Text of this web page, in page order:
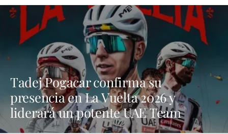
Tadej Pogacar confirma su
presencia en La Vuelta 2026 y
liderará un potente UAE Team